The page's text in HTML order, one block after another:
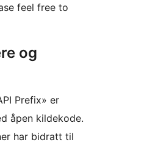
feel free to
og
Prefix» er
åpen kildekode.
har bidratt til